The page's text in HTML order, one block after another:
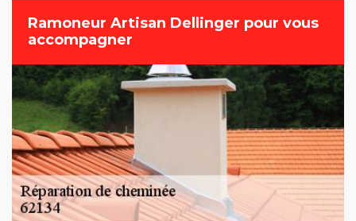
Ramoneur Artisan Dellinger pour vous
accompagner